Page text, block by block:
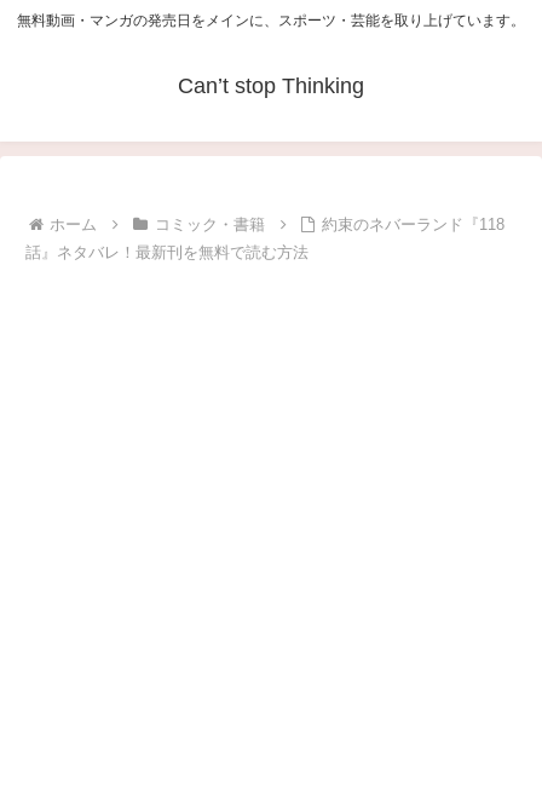
無料動画・マンガの発売日をメインに、スポーツ・芸能を取り上げています。
Can’t stop Thinking
ホーム コミック・書籍
約束のネバーランド『118
話』ネタバレ！最新刊を無料で読む方法